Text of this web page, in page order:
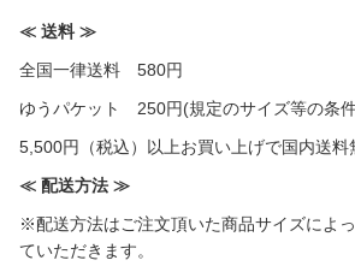
≪ 送料 ≫
全国一律送料 580円
ゆうパケット 250円(規定のサイズ等の条
5,500円（税込）以上お買い上げで国内送料
≪ 配送方法 ≫
※配送方法はご注文頂いた商品サイズによ
ていただきます。